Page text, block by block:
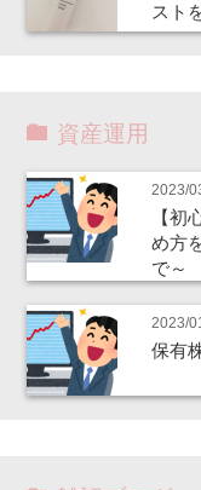
スト
資産運用
2023/
【初
め方
で～
2023/
保有